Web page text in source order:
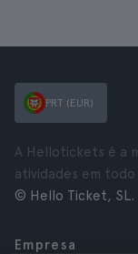
PRT (EUR)
A Hellotickets é a
atividades em todo
© Hello Ticket, SL.
Empresa